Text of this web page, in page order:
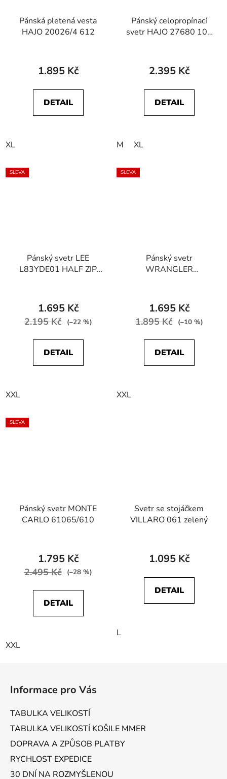
Pánská pletená vesta
HAJO 20026/4 612
1.895 Kč
DETAIL
XL
Pánský celopropínací
svetr HAJO 27680 102
2.395 Kč
DETAIL
M XL
SLEVA
Pánský svetr LEE
L83YDE01 HALF ZIP
1.695 Kč
2.195 Kč (–22 %)
DETAIL
XXL
SLEVA
Pánský svetr
WRANGLER
1.695 Kč
1.895 Kč (–10 %)
DETAIL
XXL
SLEVA
Pánský svetr MONTE
CARLO 61065/610
1.795 Kč
2.495 Kč (–28 %)
DETAIL
XXL
Svetr se stojáčkem
VILLARO 061 zelený
1.095 Kč
DETAIL
L
Informace pro Vás
TABULKA VELIKOSTÍ
TABULKA VELIKOSTÍ KOŠILE MMER
DOPRAVA A ZPŮSOB PLATBY
RYCHLOST EXPEDICE
30 DNÍ NA ROZMYŠLENOU